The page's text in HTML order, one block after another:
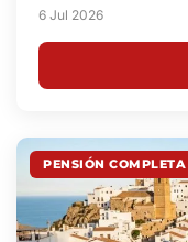
6 Jul 2026
PENSIÓN COMPLETA